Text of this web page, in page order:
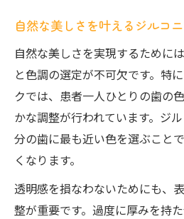
自然な美しさを叶えるジルコ
自然な美しさを実現するために
と色調の選定が不可欠です。特
クでは、患者一人ひとりの歯の
かな調整が行われています。ジ
分の歯に最も近い色を選ぶこと
くなります。
透明感を損なわないためにも、
整が重要です。過度に厚みを持